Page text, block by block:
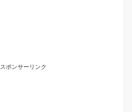
スポンサーリンク